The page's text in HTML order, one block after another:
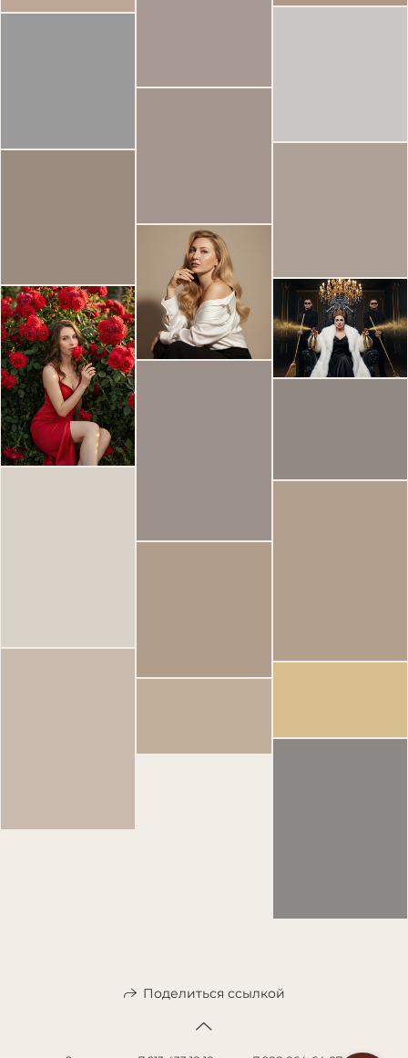
Поделиться ссылкой